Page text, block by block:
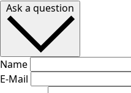
Ask a question
Name
E-Mail